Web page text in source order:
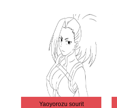
Yaoyorozu sourit